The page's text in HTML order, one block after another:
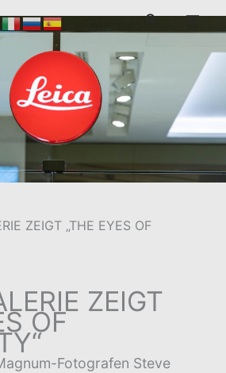
Suchen
2022
ZEIGT „THE EYES OF
ZEIGT
OF
Fotografen Steve